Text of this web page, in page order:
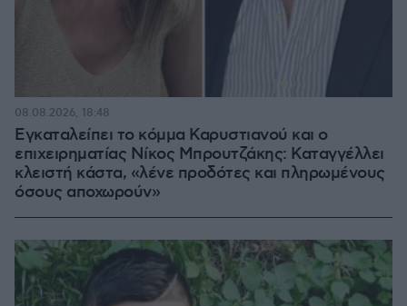
Εγκαταλείπει το κόμμα Καρυστιανού και ο
επιχειρηματίας Νίκος Μπρουτζάκης: Καταγγέλλει
κλειστή κάστα, «λένε προδότες και πληρωμένους
όσους αποχωρούν»
08.08.2026, 18:48